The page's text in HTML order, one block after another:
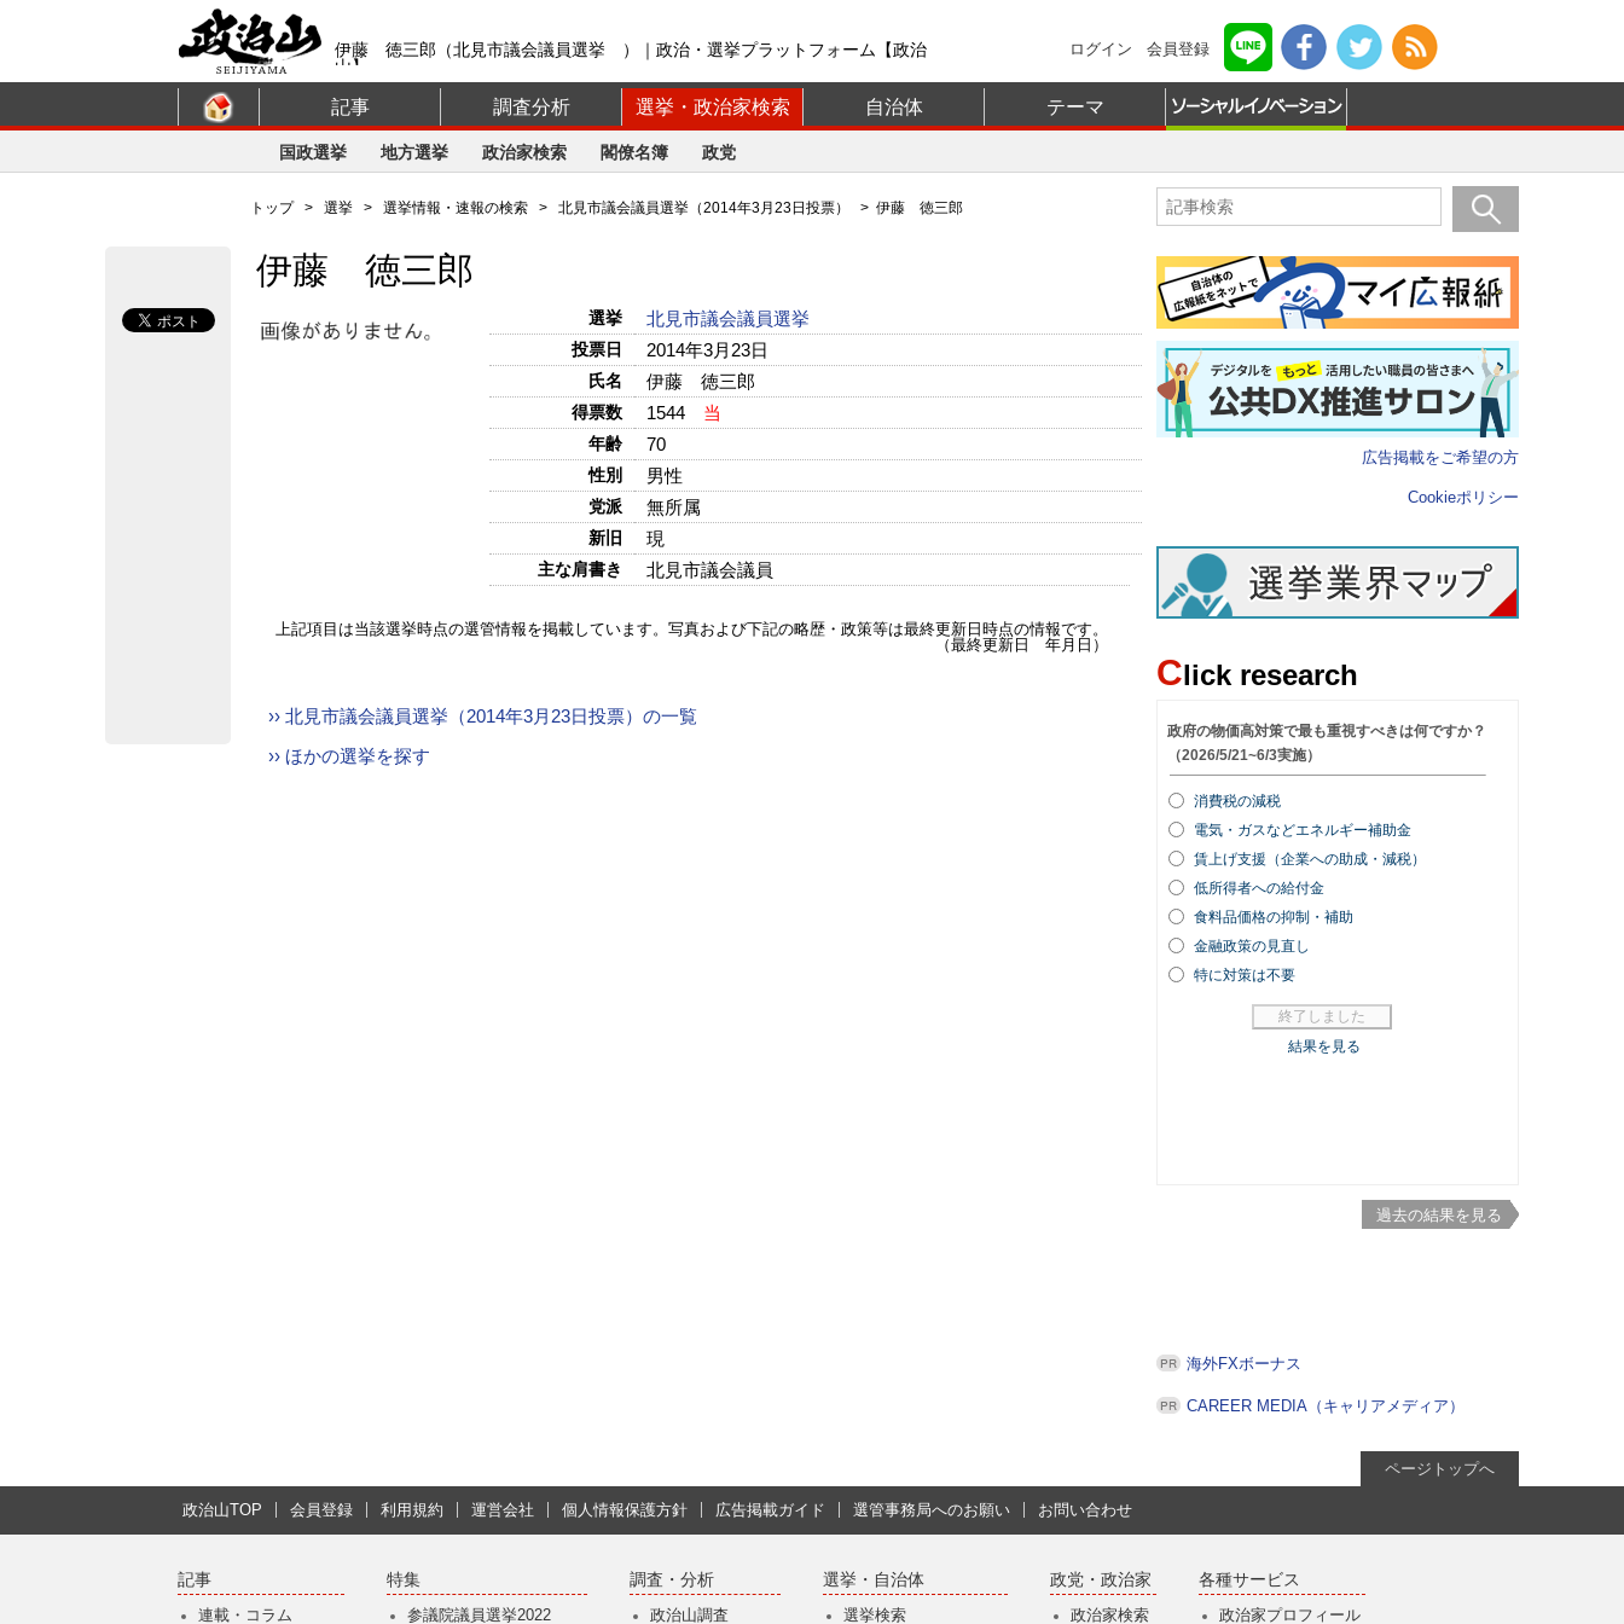
伊藤 徳三郎（北見市議会議員選挙 ）｜政治・選挙プラットフォーム【政治
山】
ログイン 会員登録
記事 調査分析 選挙・政治家検索 自治体 テーマ
国政選挙 地方選挙 政治家検索 閣僚名簿 政党
トップ> 選挙 > 選挙情報・速報の検索 > 北見市議会議員選挙（2014年3月23日投票） > 伊藤 徳三郎
伊藤 徳三郎
選挙 北見市議会議員選挙
投票日 2014年3月23日
氏名 伊藤 徳三郎
得票数 1544 当
年齢 70
性別 男性
党派 無所属
新旧 現
主な肩書き 北見市議会議員
上記項目は当該選挙時点の選管情報を掲載しています。写真および下記の略歴・政策等は最終更新日時点の情報です。
（最終更新日 年月日）
›› 北見市議会議員選挙（2014年3月23日投票）の一覧
›› ほかの選挙を探す
広告掲載をご希望の方
Cookieポリシー
Click research
過去の結果を見る
海外FXボーナス
CAREER MEDIA（キャリアメディア）
ページトップへ
政治山TOP 会員登録 利用規約 運営会社 個人情報保護方針 広告掲載ガイド 選管事務局へのお願い お問い合わせ
記事
連載・コラム
特集
参議院議員選挙2022
調査・分析
政治山調査
選挙・自治体
選挙検索
政党・政治家
政治家検索
各種サービス
政治家プロフィール